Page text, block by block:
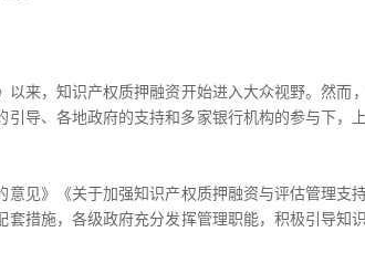
，知识产权质押融资开始进入大众视野。然而，
导、各地政府的支持和多家银行机构的参与下，
》《关于加强知识产权质押融资与评估管理支
措施，各级政府充分发挥管理职能，积极引导知